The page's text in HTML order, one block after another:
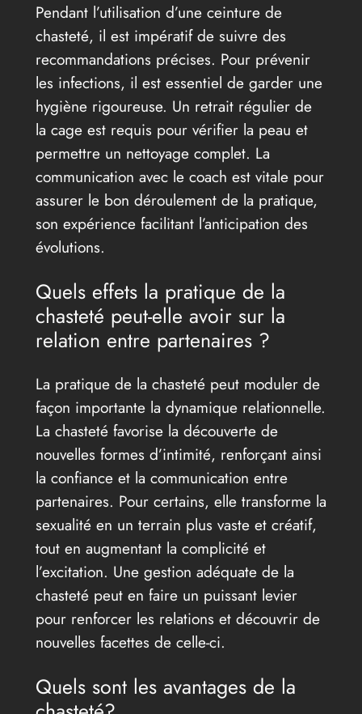
Pendant l’utilisation d’une ceinture de
chasteté, il est impératif de suivre des
recommandations précises. Pour prévenir
les infections, il est essentiel de garder une
hygiène rigoureuse. Un retrait régulier de
la cage est requis pour vérifier la peau et
permettre un nettoyage complet. La
communication avec le coach est vitale pour
assurer le bon déroulement de la pratique,
son expérience facilitant l’anticipation des
évolutions.
Quels effets la pratique de la
chasteté peut-elle avoir sur la
relation entre partenaires ?
La pratique de la chasteté peut moduler de
façon importante la dynamique relationnelle.
La chasteté favorise la découverte de
nouvelles formes d’intimité, renforçant ainsi
la confiance et la communication entre
partenaires. Pour certains, elle transforme la
sexualité en un terrain plus vaste et créatif,
tout en augmentant la complicité et
l’excitation. Une gestion adéquate de la
chasteté peut en faire un puissant levier
pour renforcer les relations et découvrir de
nouvelles facettes de celle-ci.
Quels sont les avantages de la